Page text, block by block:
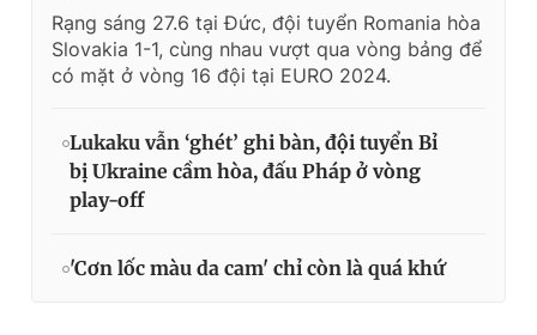
Rạng sáng 27.6 tại Đức, đội tuyển Romania hòa
Slovakia 1-1, cùng nhau vượt qua vòng bảng để
có mặt ở vòng 16 đội tại EURO 2024.
Lukaku vẫn ‘ghét’ ghi bàn, đội tuyển Bỉ
bị Ukraine cầm hòa, đấu Pháp ở vòng
play-off
'Cơn lốc màu da cam' chỉ còn là quá khứ